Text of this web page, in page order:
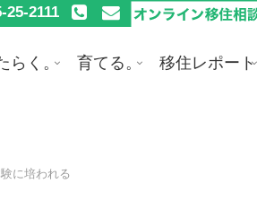
25-2111
らく。 育てる。 移住レポート
に培われる